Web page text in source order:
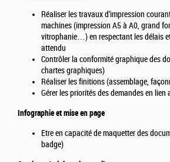
Réaliser les travaux d’impression
machines (impression A5 à A0, grand
vitrophanie…) en respectant les délais
attendu
Contrôler la conformité graphique des
chartes graphiques)
Réaliser les finitions (assemblage,
Gérer les priorités des demandes en lien
Infographie et mise en page
Etre en capacité de maquetter des
badge)